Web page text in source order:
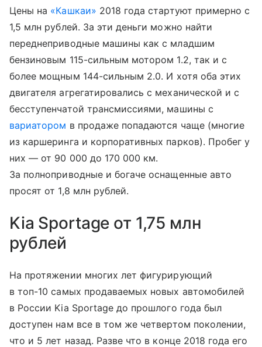
Цены на «Кашкаи» 2018 года стартуют примерно с
1,5 млн рублей. За эти деньги можно найти
переднеприводные машины как с младшим
бензиновым 115-сильным мотором 1.2, так и с
более мощным 144-сильным 2.0. И хотя оба этих
двигателя агрегатировались с механической и с
бесступенчатой трансмиссиями, машины с
вариатором в продаже попадаются чаще (многие
из каршеринга и корпоративных парков). Пробег у
них — от 90 000 до 170 000 км.
За полноприводные и богаче оснащенные авто
просят от 1,8 млн рублей.
Kia Sportage от 1,75 млн
рублей
На протяжении многих лет фигурирующий
в топ-10 самых продаваемых новых автомобилей
в России Kia Sportage до прошлого года был
доступен нам все в том же четвертом поколении,
что и 5 лет назад. Разве что в конце 2018 года его